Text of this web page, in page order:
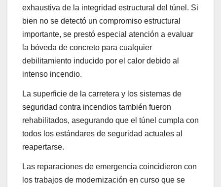
exhaustiva de la integridad estructural del túnel. Si
bien no se detectó un compromiso estructural
importante, se prestó especial atención a evaluar
la bóveda de concreto para cualquier
debilitamiento inducido por el calor debido al
intenso incendio.
La superficie de la carretera y los sistemas de
seguridad contra incendios también fueron
rehabilitados, asegurando que el túnel cumpla con
todos los estándares de seguridad actuales al
reapertarse.
Las reparaciones de emergencia coincidieron con
los trabajos de modernización en curso que se